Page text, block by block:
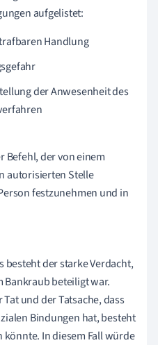
aufgelistet:
Handlung
der Anwesenheit des
Befehl, der von einem
autorisierten Stelle
festzunehmen und in
besteht der starke Verdacht,
Bankraub beteiligt war.
und der Tatsache, dass
Bindungen hat, besteht
könnte. In diesem Fall würde